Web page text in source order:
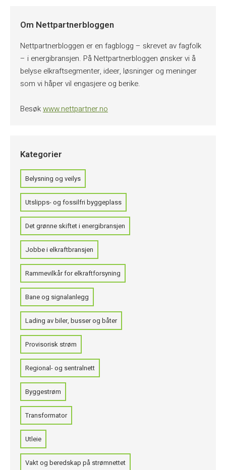
Om Nettpartnerbloggen
Nettpartnerbloggen er en fagblogg – skrevet av fagfolk
– i energibransjen. På Nettpartnerbloggen ønsker vi å
belyse elkraftsegmenter, ideer, løsninger og meninger
som vi håper vil engasjere og berike.
Besøkwww.nettpartner.no
Kategorier
Belysning og veilys
Utslipps- og fossilfri byggeplass
Det grønne skiftet i energibransjen
Jobbe i elkraftbransjen
Rammevilkår for elkraftforsyning
Bane og signalanlegg
Lading av biler, busser og båter
Provisorisk strøm
Regional- og sentralnett
Byggestrøm
Transformator
Utleie
Vakt og beredskap på strømnettet